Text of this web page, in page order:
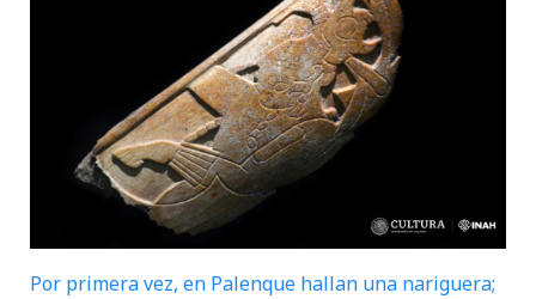
Por primera vez, en Palenque hallan una nariguera;